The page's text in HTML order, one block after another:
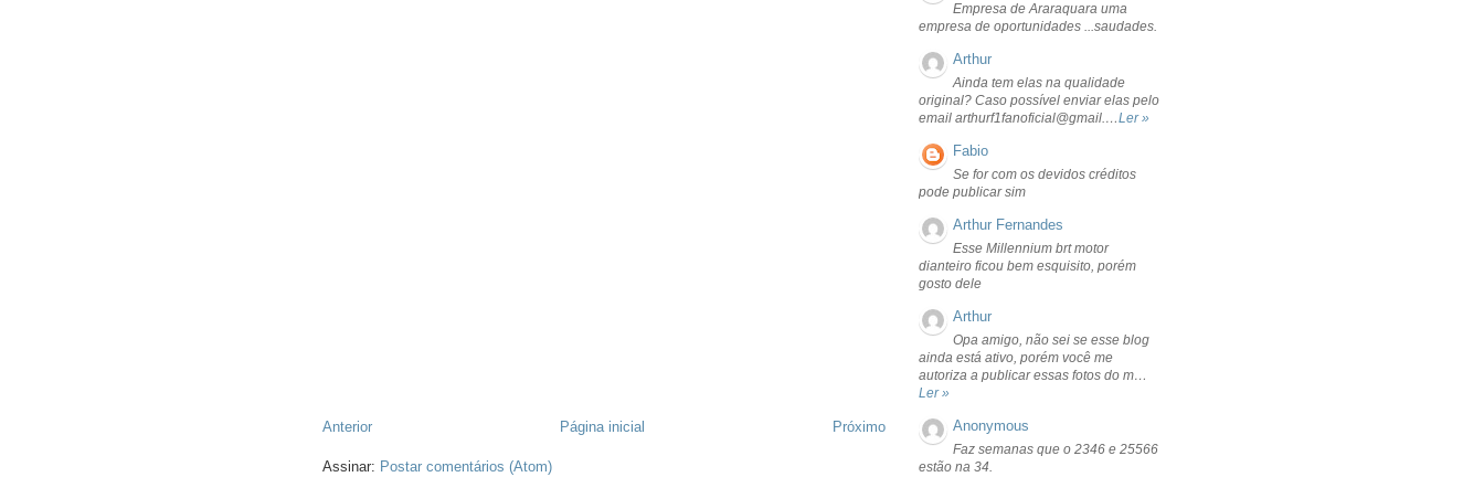
Anterior Próximo
Página inicial
Assinar: Postar comentários (Atom)
Empresa de Araraquara uma
empresa de oportunidades ...saudades.
Arthur
Ainda tem elas na qualidade
original? Caso possível enviar elas pelo
email arthurf1fanoficial@gmail.…Ler »
Fabio
Se for com os devidos créditos
pode publicar sim
Arthur Fernandes
Esse Millennium brt motor
dianteiro ficou bem esquisito, porém
gosto dele
Arthur
Opa amigo, não sei se esse blog
ainda está ativo, porém você me
autoriza a publicar essas fotos do m…
Ler »
Anonymous
Faz semanas que o 2346 e 25566
estão na 34.